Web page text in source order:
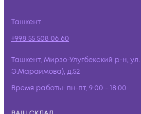
Ташкент
+998 55 508 06 60
Ташкент, Мирзо-Улугбекский р-н,
Э.Мараимова), д.52
Время работы: пн-пт, 9:00 - 18:00